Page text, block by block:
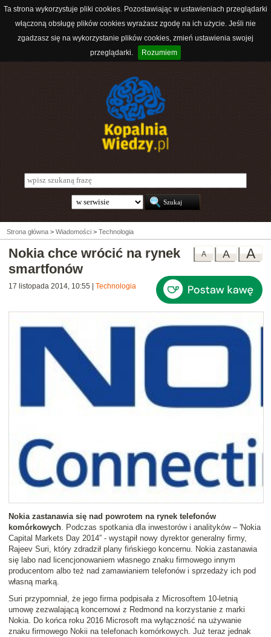
Ta strona wykorzystuje pliki cookies. Pozostawiając w ustawieniach przeglądarki
włączoną obsługę plików cookies wyrażasz zgodę na ich użycie. Jeśli nie
zgadzasz się na wykorzystanie plików cookies, zmień ustawienia swojej
przeglądarki.
Rozumiem
Strona główna > Wiadomości > Technologia
A
A
A
Nokia chce wrócić na rynek
smartfonów
17 listopada 2014, 10:55 Technologia
Nokia zastanawia się nad powrotem na rynek telefonów
komórkowych. Podczas spotkania dla inwestorów i analityków – 'Nokia
Capital Markets Day 2014” - wystąpił nowy dyrektor generalny firmy,
Rajeev Suri, który zdradził plany fińskiego koncernu. Nokia zastanawia
się labo nad licencjonowaniem własnego znaku firmowego innym
producentom albo też nad zamawianiem telefonów i sprzedaży ich pod
własną marką.
Suri przypomniał, że jego firma podpisała z Microsoftem 10-letnią
umowę zezwalającą koncernowi z Redmond na korzystanie z marki
Nokia. Do końca roku 2016 Microsoft ma wyłączność na używanie
znaku firmowego Nokii na telefonach komórkowych. Już teraz jednak